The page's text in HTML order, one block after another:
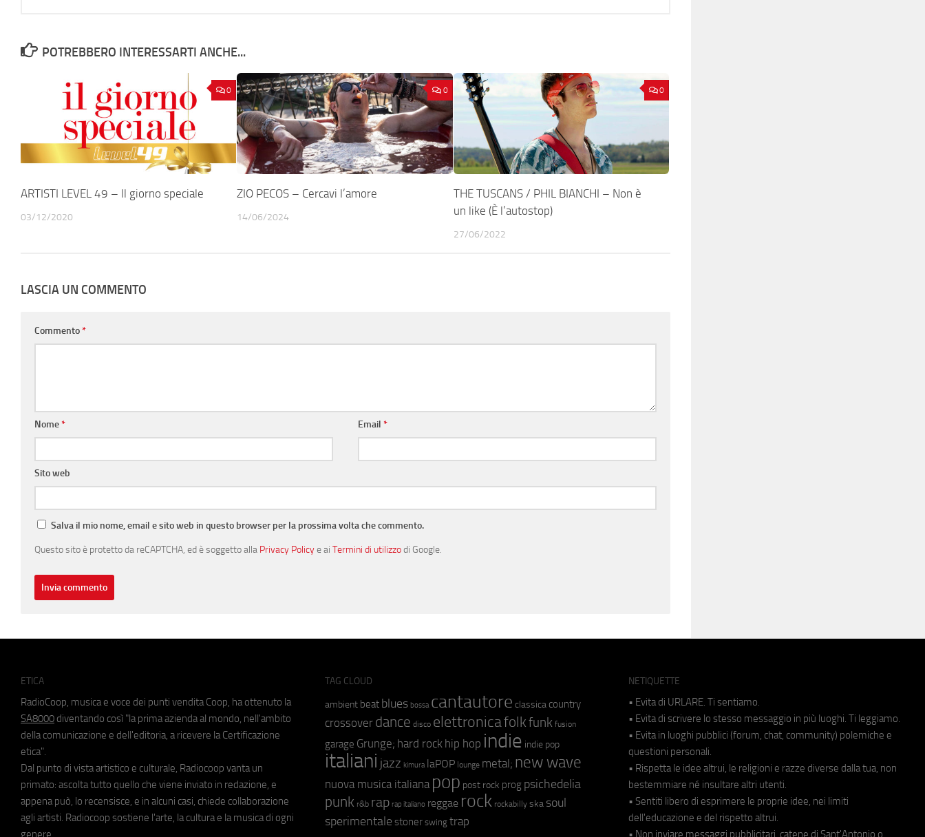
POTREBBERO INTERESSARTI ANCHE...
0
ARTISTI LEVEL 49 – Il giorno speciale
03/12/2020
0
ZIO PECOS – Cercavi l’amore
14/06/2024
0
THE TUSCANS / PHIL BIANCHI – Non è
un like (È l’autostop)
27/06/2022
LASCIA UN COMMENTO
Commento*
Nome* Email*
Sito web
Salva il mio nome, email e sito web in questo browser per la prossima volta che commento.
Questo sito è protetto da reCAPTCHA, ed è soggetto alla Privacy Policye ai Termini di utilizzodi Google.
ETICA
RadioCoop, musica e voce dei punti vendita Coop, ha ottenuto la
SA8000 diventando così "la prima azienda al mondo, nell'ambito
della comunicazione e dell'editoria, a ricevere la Certificazione
etica".
Dal punto di vista artistico e culturale, Radiocoop vanta un
primato: ascolta tutto quello che viene inviato in redazione, e
appena può, lo recensisce, e in alcuni casi, chiede collaborazione
agli artisti. Radiocoop sostiene l'arte, la cultura e la musica di ogni
genere.
TAG CLOUD
ambient beat blues bossa cantautore classica country
crossover dance disco elettronicafolkfunk fusion
garage Grunge; hard rock hip hop indie indie pop
italiani jazz kimura laPOP lounge metal; new wave
nuova musica italiana pop post rock prog psichedelia
punk r&b rap rap italiano reggae rock rockabilly ska soul
sperimentale stoner swing trap
NETIQUETTE
• Evita di URLARE. Ti sentiamo.
• Evita di scrivere lo stesso messaggio in più luoghi. Ti leggiamo.
• Evita in luoghi pubblici (forum, chat, community) polemiche e
questioni personali.
• Rispetta le idee altrui, le religioni e razze diverse dalla tua, non
bestemmiare né insultare altri utenti.
• Sentiti libero di esprimere le proprie idee, nei limiti
dell'educazione e del rispetto altrui.
• Non inviare messaggi pubblicitari, catene di Sant'Antonio o